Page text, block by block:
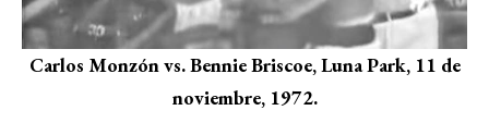
Carlos Monzón vs. Bennie Briscoe, Luna Park, 11 de
noviembre, 1972.